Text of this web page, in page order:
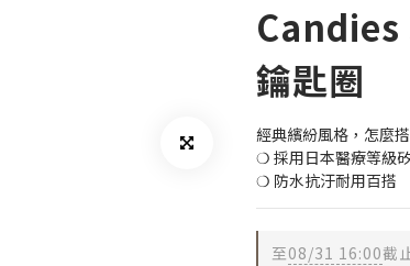
Candies
鑰匙圈
經典繽紛風格，怎麼
❍ 採用日本醫療等級
❍ 防水抗汙耐用百搭
至08/31 16:00截